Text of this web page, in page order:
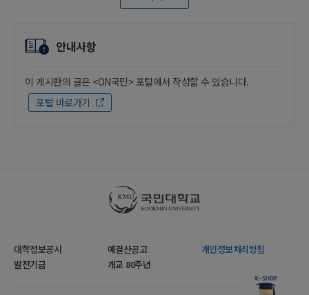
안내사항
이 게시판의 글은 <ON국민> 포털에서 작성할 수 있습니다.
포털 바로가기
국민대학교
대학정보공시 예결산공고
개인정보처리방침
발전기금
개교 80주년